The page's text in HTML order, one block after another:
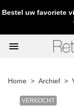
Bestel uw favoriete
menu
Home Archief
VERKOCHT